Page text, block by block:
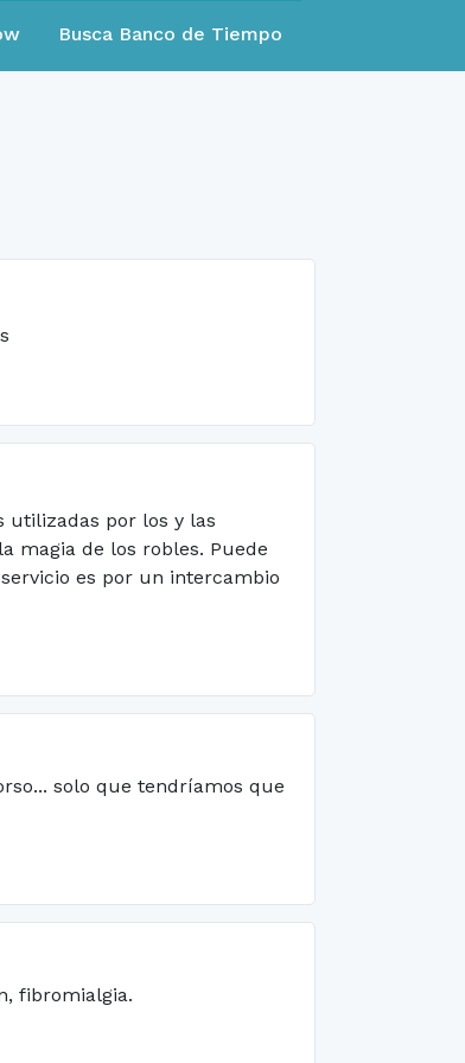
Busca Banco de Tiempo
utilizadas por los y las
magia de los robles. Puede
es por un intercambio
solo que tendríamos que
fibromialgia.